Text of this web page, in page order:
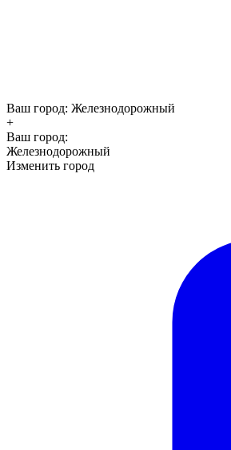
Ваш город: Железнодорожный
+
Ваш город:
Железнодорожный
Изменить город